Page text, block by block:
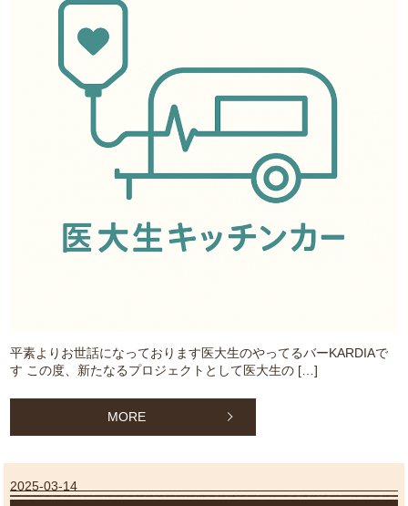
平素よりお世話になっております医大生のやってるバーKARDIAで
す この度、新たなるプロジェクトとして医大生の […]
MORE
2025-03-14